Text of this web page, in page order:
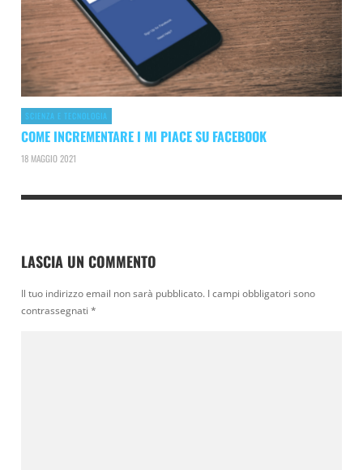
SCIENZA E TECNOLOGIA
COME INCREMENTARE I MI PIACE SU FACEBOOK
18 MAGGIO 2021
LASCIA UN COMMENTO
Il tuo indirizzo email non sarà pubblicato. I campi obbligatori sono
contrassegnati *